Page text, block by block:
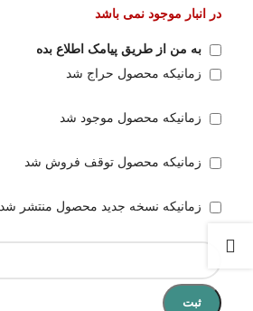
در انبار موجود نمی باشد
به من از طریق پیامک اطلاع بده
زمانیکه محصول حراج شد
زمانیکه محصول موجود شد
زمانیکه محصول توقف فروش شد
زمانیکه نسخه جدید محصول منتشر شد
ثبت